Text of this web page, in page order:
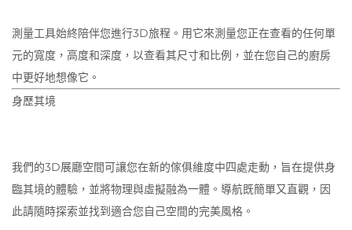
測量工具始終陪伴您進行3D旅程。用它來測量您正在查看的任何單
元的寬度，高度和深度，以查看其尺寸和比例，並在您自己的廚房
中更好地想像它。
身歷其境
我們的3D展廳空間可讓您在新的傢俱維度中四處走動，旨在提供身
臨其境的體驗，並將物理與虛擬融為一體。導航既簡單又直觀，因
此請隨時探索並找到適合您自己空間的完美風格。